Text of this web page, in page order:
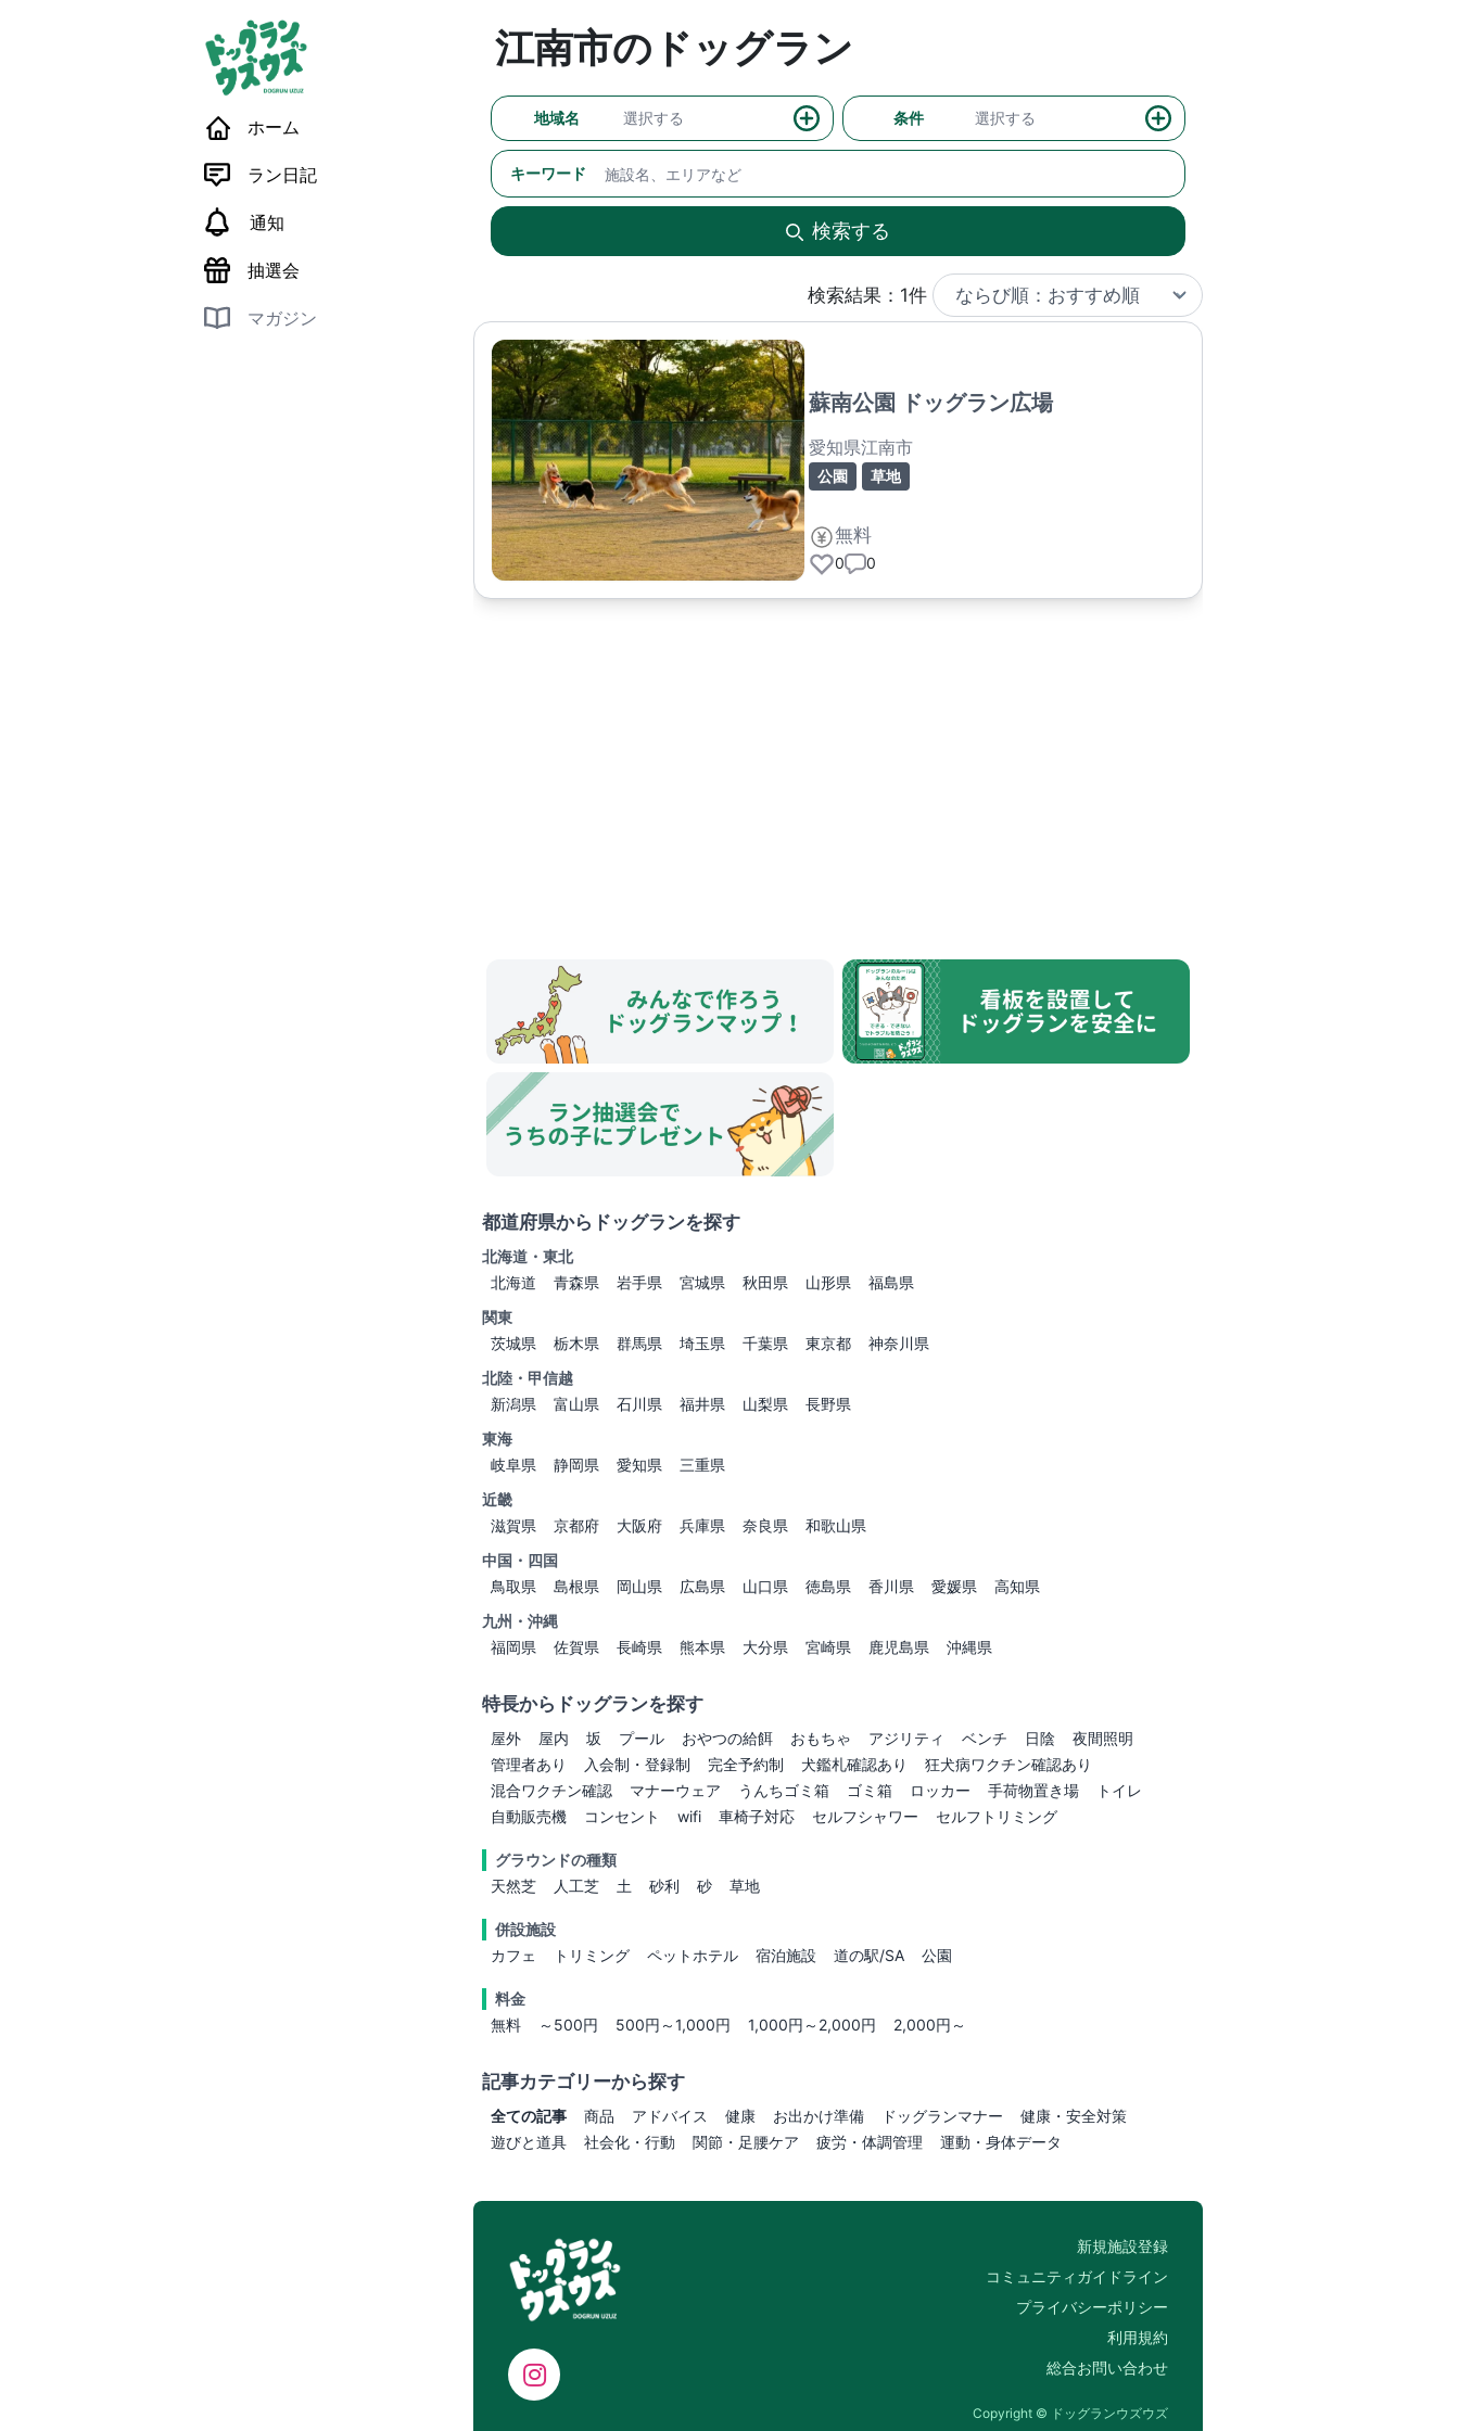
ホーム
ラン日記
通知
抽選会
マガジン
江南市のドッグラン
地域名 選択する 条件 選択する
キーワード
検索する
検索結果：1件
蘇南公園 ドッグラン広場
愛知県江南市
公園 草地
無料
0 0
都道府県からドッグランを探す
北海道・東北
北海道
青森県 岩手県 宮城県 秋田県 山形県
福島県
関東
茨城県
栃木県 群馬県 埼玉県 千葉県 東京都
神奈川県
北陸・甲信越
新潟県
富山県 石川県 福井県 山梨県
長野県
東海
岐阜県
静岡県 愛知県
三重県
近畿
滋賀県
京都府 大阪府 兵庫県 奈良県
和歌山県
中国・四国
鳥取県
島根県 岡山県 広島県 山口県 徳島県 香川県 愛媛県
高知県
九州・沖縄
福岡県
佐賀県 長崎県 熊本県 大分県 宮崎県 鹿児島県 沖縄県
特長からドッグランを探す
屋外 屋内 坂 プール おやつの給餌 おもちゃ アジリティ ベンチ 日陰
夜間照明
管理者あり
入会制・登録制 完全予約制 犬鑑札確認あり
狂犬病ワクチン確認あり
混合ワクチン確認
マナーウェア うんちゴミ箱 ゴミ箱 ロッカー 手荷物置き場
トイレ
自動販売機
コンセント wifi 車椅子対応 セルフシャワー セルフトリミング
グラウンドの種類
天然芝
人工芝 土 砂利 砂 草地
併設施設
カフェ
トリミング ペットホテル 宿泊施設 道の駅/SA 公園
料金
無料
～500円 500円～1,000円 1,000円～2,000円 2,000円～
記事カテゴリーから探す
全ての記事 商品 アドバイス 健康 お出かけ準備 ドッグランマナー
健康・安全対策
遊びと道具
社会化・行動 関節・足腰ケア 疲労・体調管理 運動・身体データ
新規施設登録
コミュニティガイドライン
プライバシーポリシー
利用規約
総合お問い合わせ
Copyright © ドッグランウズウズ